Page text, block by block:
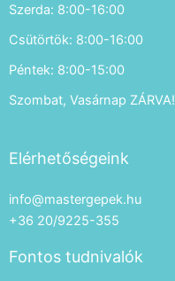
Szerda: 8:00-16:00
Csütörtök: 8:00-16:00
Péntek: 8:00-15:00
Szombat, Vasárnap ZÁRVA!
Elérhetőségeink
info@mastergepek.hu
+36 20/9225-355
Fontos tudnivalók